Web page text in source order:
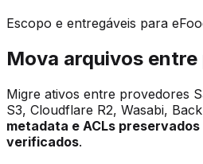
Escopo e entregáveis para
Mova arquivos
Migre ativos entre provedores
S3, Cloudflare R2, Wasabi,
metadata e ACLs preservados
verificados.